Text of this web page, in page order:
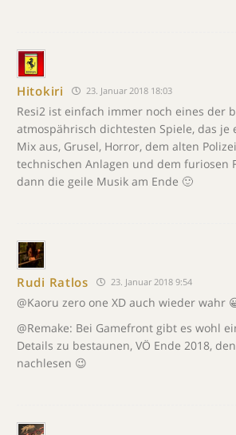
Hitokiri 23. Januar 2018 18:03
Resi2 ist einfach immer noch eines der
atmospährisch dichtesten Spiele, das je
Mix aus, Grusel, Horror, dem alten
technischen Anlagen und dem furiosen
dann die geile Musik am Ende 🙂
Rudi Ratlos 23. Januar 2018 9:54
@Kaoru zero one XD auch wieder wahr
@Remake: Bei Gamefront gibt es wohl
Details zu bestaunen, VÖ Ende 2018,
nachlesen 😉